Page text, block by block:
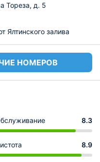
Тореза, д. 5
Ялтинского залива
НОМЕРОВ
8.3
8.9